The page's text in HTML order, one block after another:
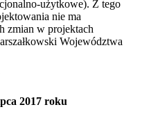
użytkowe). Z tego
nie ma
zmian w projektach
Województwa
2017 roku